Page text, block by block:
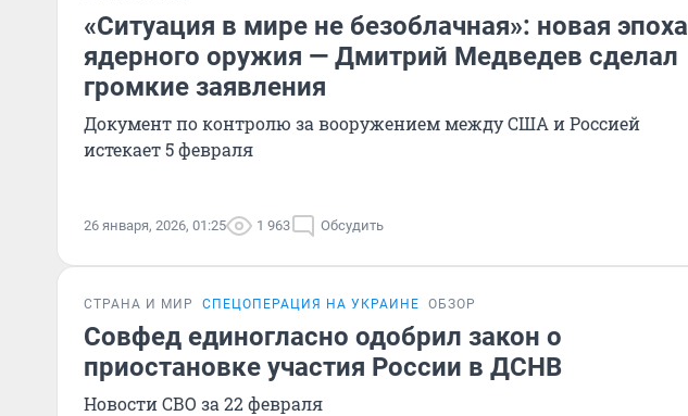
«Ситуация в мире не безоблачная»: новая эпоха
ядерного оружия — Дмитрий Медведев сделал
громкие заявления
Документ по контролю за вооружением между США и Россией
истекает 5 февраля
26 января, 2026, 01:25 1 963 Обсудить
СТРАНА И МИР СПЕЦОПЕРАЦИЯ НА УКРАИНЕ ОБЗОР
Совфед единогласно одобрил закон о
приостановке участия России в ДСНВ
Новости СВО за 22 февраля